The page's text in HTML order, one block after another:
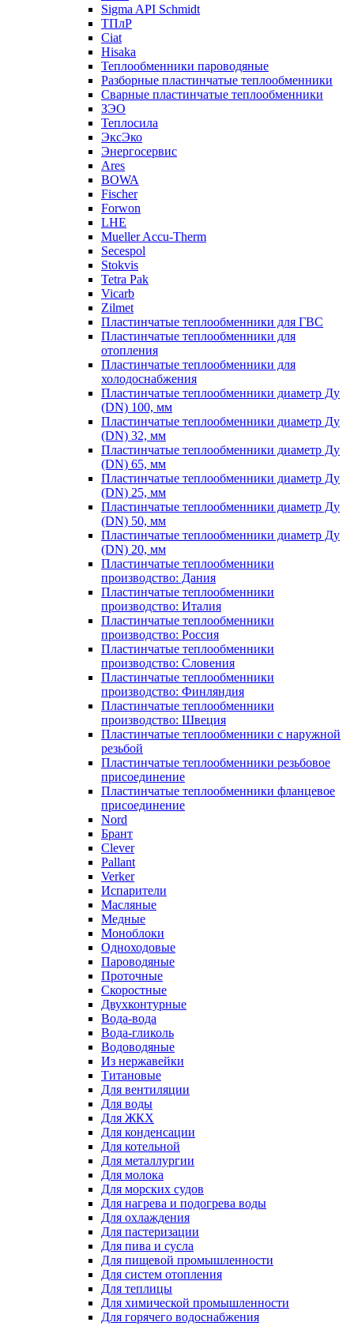
Sigma API Schmidt
ТПлР
Ciat
Hisaka
Теплообменники пароводяные
Разборные пластинчатые теплообменники
Сварные пластинчатые теплообменники
ЗЭО
Теплосила
ЭксЭко
Энергосервис
Ares
BOWA
Fischer
Forwon
LHE
Mueller Accu-Therm
Secespol
Stokvis
Tetra Pak
Vicarb
Zilmet
Пластинчатые теплообменники для ГВС
Пластинчатые теплообменники для
отопления
Пластинчатые теплообменники для
холодоснабжения
Пластинчатые теплообменники диаметр Ду
(DN) 100, мм
Пластинчатые теплообменники диаметр Ду
(DN) 32, мм
Пластинчатые теплообменники диаметр Ду
(DN) 65, мм
Пластинчатые теплообменники диаметр Ду
(DN) 25, мм
Пластинчатые теплообменники диаметр Ду
(DN) 50, мм
Пластинчатые теплообменники диаметр Ду
(DN) 20, мм
Пластинчатые теплообменники
производство: Дания
Пластинчатые теплообменники
производство: Италия
Пластинчатые теплообменники
производство: Россия
Пластинчатые теплообменники
производство: Словения
Пластинчатые теплообменники
производство: Финляндия
Пластинчатые теплообменники
производство: Швеция
Пластинчатые теплообменники с наружной
резьбой
Пластинчатые теплообменники резьбовое
присоединение
Пластинчатые теплообменники фланцевое
присоединение
Nord
Брант
Clever
Pallant
Verker
Испарители
Масляные
Медные
Моноблоки
Одноходовые
Пароводяные
Проточные
Скоростные
Двухконтурные
Вода-вода
Вода-гликоль
Водоводяные
Из нержавейки
Титановые
Для вентиляции
Для воды
Для ЖКХ
Для конденсации
Для котельной
Для металлургии
Для молока
Для морских судов
Для нагрева и подогрева воды
Для охлаждения
Для пастеризации
Для пива и сусла
Для пищевой промышленности
Для систем отопления
Для теплицы
Для химической промышленности
Для горячего водоснабжения